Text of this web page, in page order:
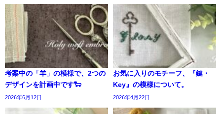
考案中の「羊」の模様で、2つの
デザインを計画中です🐑
2026年6月12日
お気に入りのモチーフ、『鍵・
Key』の模様について。
2026年4月22日